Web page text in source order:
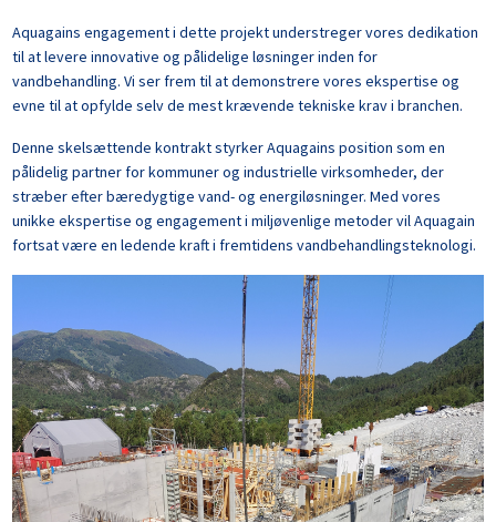
Aquagains engagement i dette projekt understreger vores dedikation
til at levere innovative og pålidelige løsninger inden for
vandbehandling. Vi ser frem til at demonstrere vores ekspertise og
evne til at opfylde selv de mest krævende tekniske krav i branchen.
Denne skelsættende kontrakt styrker Aquagains position som en
pålidelig partner for kommuner og industrielle virksomheder, der
stræber efter bæredygtige vand- og energiløsninger. Med vores
unikke ekspertise og engagement i miljøvenlige metoder vil Aquagain
fortsat være en ledende kraft i fremtidens vandbehandlingsteknologi.